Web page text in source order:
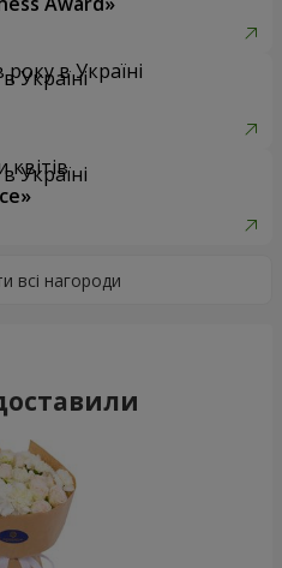
року в Україні
квітів